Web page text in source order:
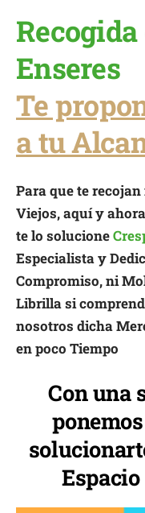
Enseres
Te
a tu
Para que te
Viejos, aquí y
te lo solucione
Especialista y
Compromiso, ni
Librilla si
nosotros dicha
en poco Tiempo
Con una